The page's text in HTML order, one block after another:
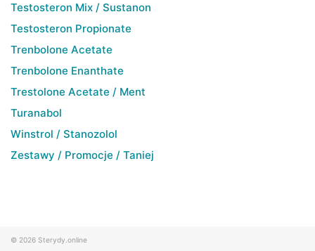
Testosteron Mix / Sustanon
Testosteron Propionate
Trenbolone Acetate
Trenbolone Enanthate
Trestolone Acetate / Ment
Turanabol
Winstrol / Stanozolol
Zestawy / Promocje / Taniej
© 2026 Sterydy.online